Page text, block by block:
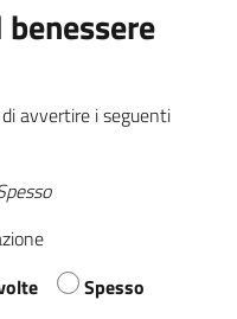
avvertire i seguenti
Spesso